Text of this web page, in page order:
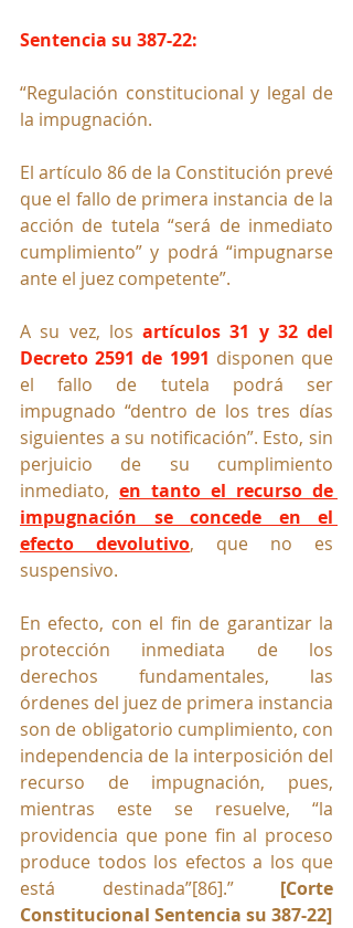
Sentencia su 387-22:
“Regulación constitucional y legal de
la impugnación.
El artículo 86 de la Constitución prevé
que el fallo de primera instancia de la
acción de tutela “será de inmediato
cumplimiento” y podrá “impugnarse
ante el juez competente”.
A su vez, los artículos 31 y 32 del
Decreto 2591 de 1991 disponen que
el fallo de tutela podrá ser
impugnado “dentro de los tres días
siguientes a su notificación”. Esto, sin
perjuicio de su cumplimiento
inmediato, en tanto el recurso de
impugnación se concede en el
efecto devolutivo, que no es
suspensivo.
En efecto, con el fin de garantizar la
protección inmediata de los
derechos fundamentales, las
órdenes del juez de primera instancia
son de obligatorio cumplimiento, con
independencia de la interposición del
recurso de impugnación, pues,
mientras este se resuelve, “la
providencia que pone fin al proceso
produce todos los efectos a los que
está destinada”[86].” [Corte
Constitucional Sentencia su 387-22]